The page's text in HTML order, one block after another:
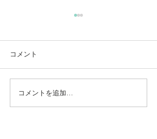
動かないところに、中心
がある。——ロジャース
コメント
コメントを追加…